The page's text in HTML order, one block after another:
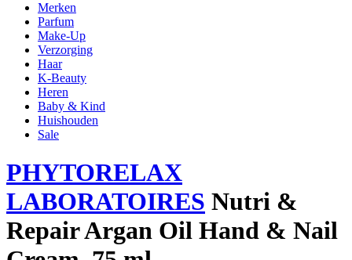
Merken
Parfum
Make-Up
Verzorging
Haar
K-Beauty
Heren
Baby & Kind
Huishouden
Sale
PHYTORELAX
LABORATOIRES Nutri &
Repair Argan Oil Hand & Nail